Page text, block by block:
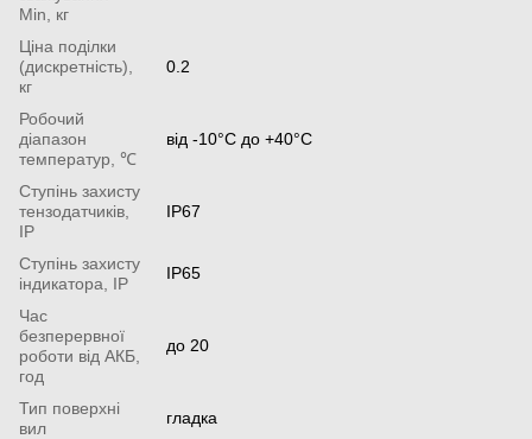
Min, кг
Ціна поділки
(дискретність),
кг
0.2
Робочий
діапазон
температур, ℃
від -10°С до +40°С
Ступінь захисту
тензодатчиків,
IP
IP67
Ступінь захисту
індикатора, IP
IP65
Час
безперервної
роботи від АКБ,
год
до 20
Тип поверхні
вил
гладка